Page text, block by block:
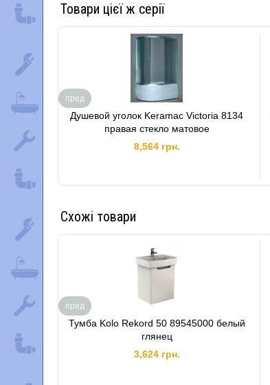
Товари цієї ж серії
Душевой уголок Keramac Victoria 8134
правая стекло матовое
8,564 грн.
пред
Схожі товари
Тумба Kolo Rekord 50 89545000 белый
глянец
3,624 грн.
пред